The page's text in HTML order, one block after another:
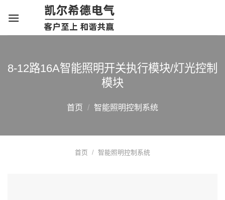
8-12路16A智能照明开关执行模块/灯光控制
模块
首页 / 智能照明控制系统
首页 / 智能照明控制系统